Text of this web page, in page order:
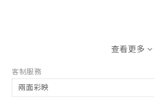
查看更多
客制服務